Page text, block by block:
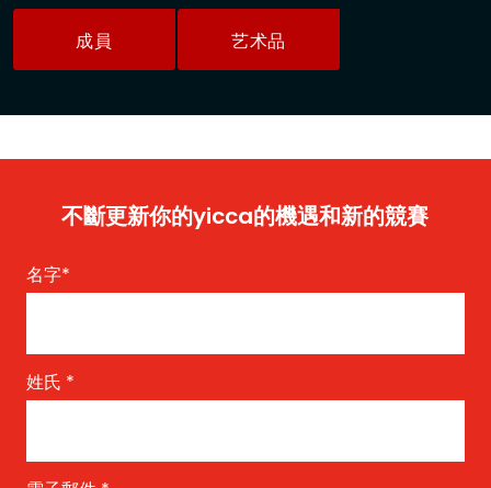
成員 艺术品
不斷更新你的yicca的機遇和新的競賽
名字*
姓氏 *